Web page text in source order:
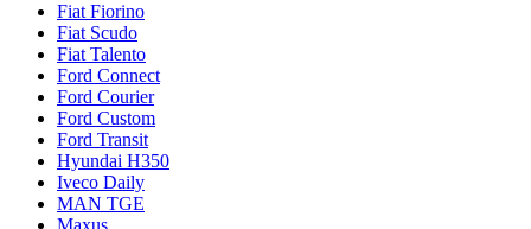
Fiat Fiorino
Fiat Scudo
Fiat Talento
Ford Connect
Ford Courier
Ford Custom
Ford Transit
Hyundai H350
Iveco Daily
MAN TGE
Maxus